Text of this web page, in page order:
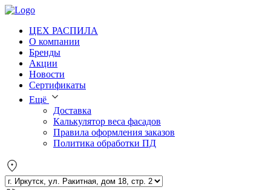
ЦЕХ РАСПИЛА
О компании
Бренды
Акции
Новости
Сертификаты
Ещё
Доставка
Калькулятор веса фасадов
Правила оформления заказов
Политика обработки ПД